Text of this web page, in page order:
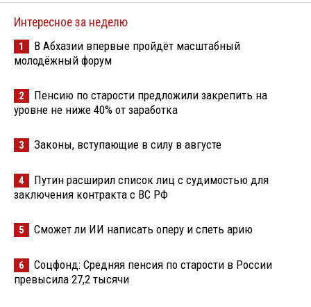
Интересное за неделю
1
В Абхазии впервые пройдёт масштабный
молодёжный форум
2
Пенсию по старости предложили закрепить на
уровне не ниже 40% от заработка
3 Законы, вступающие в силу в августе
4
Путин расширил список лиц с судимостью для
заключения контракта с ВС РФ
5 Сможет ли ИИ написать оперу и спеть арию
6
Соцфонд: Средняя пенсия по старости в России
превысила 27,2 тысячи